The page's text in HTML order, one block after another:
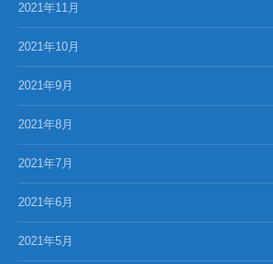
2021年11月
2021年10月
2021年9月
2021年8月
2021年7月
2021年6月
2021年5月